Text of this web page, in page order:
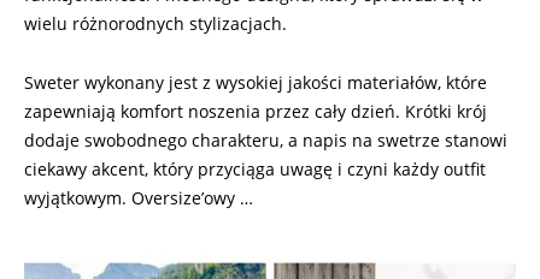
wielu różnorodnych stylizacjach.
Sweter wykonany jest z wysokiej jakości materiałów, które
zapewniają komfort noszenia przez cały dzień. Krótki krój
dodaje swobodnego charakteru, a napis na swetrze stanowi
ciekawy akcent, który przyciąga uwagę i czyni każdy outfit
wyjątkowym. Oversize’owy …